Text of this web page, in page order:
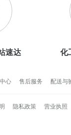
速达 化
心 售后服务 配送与
隐私政策 营业执照